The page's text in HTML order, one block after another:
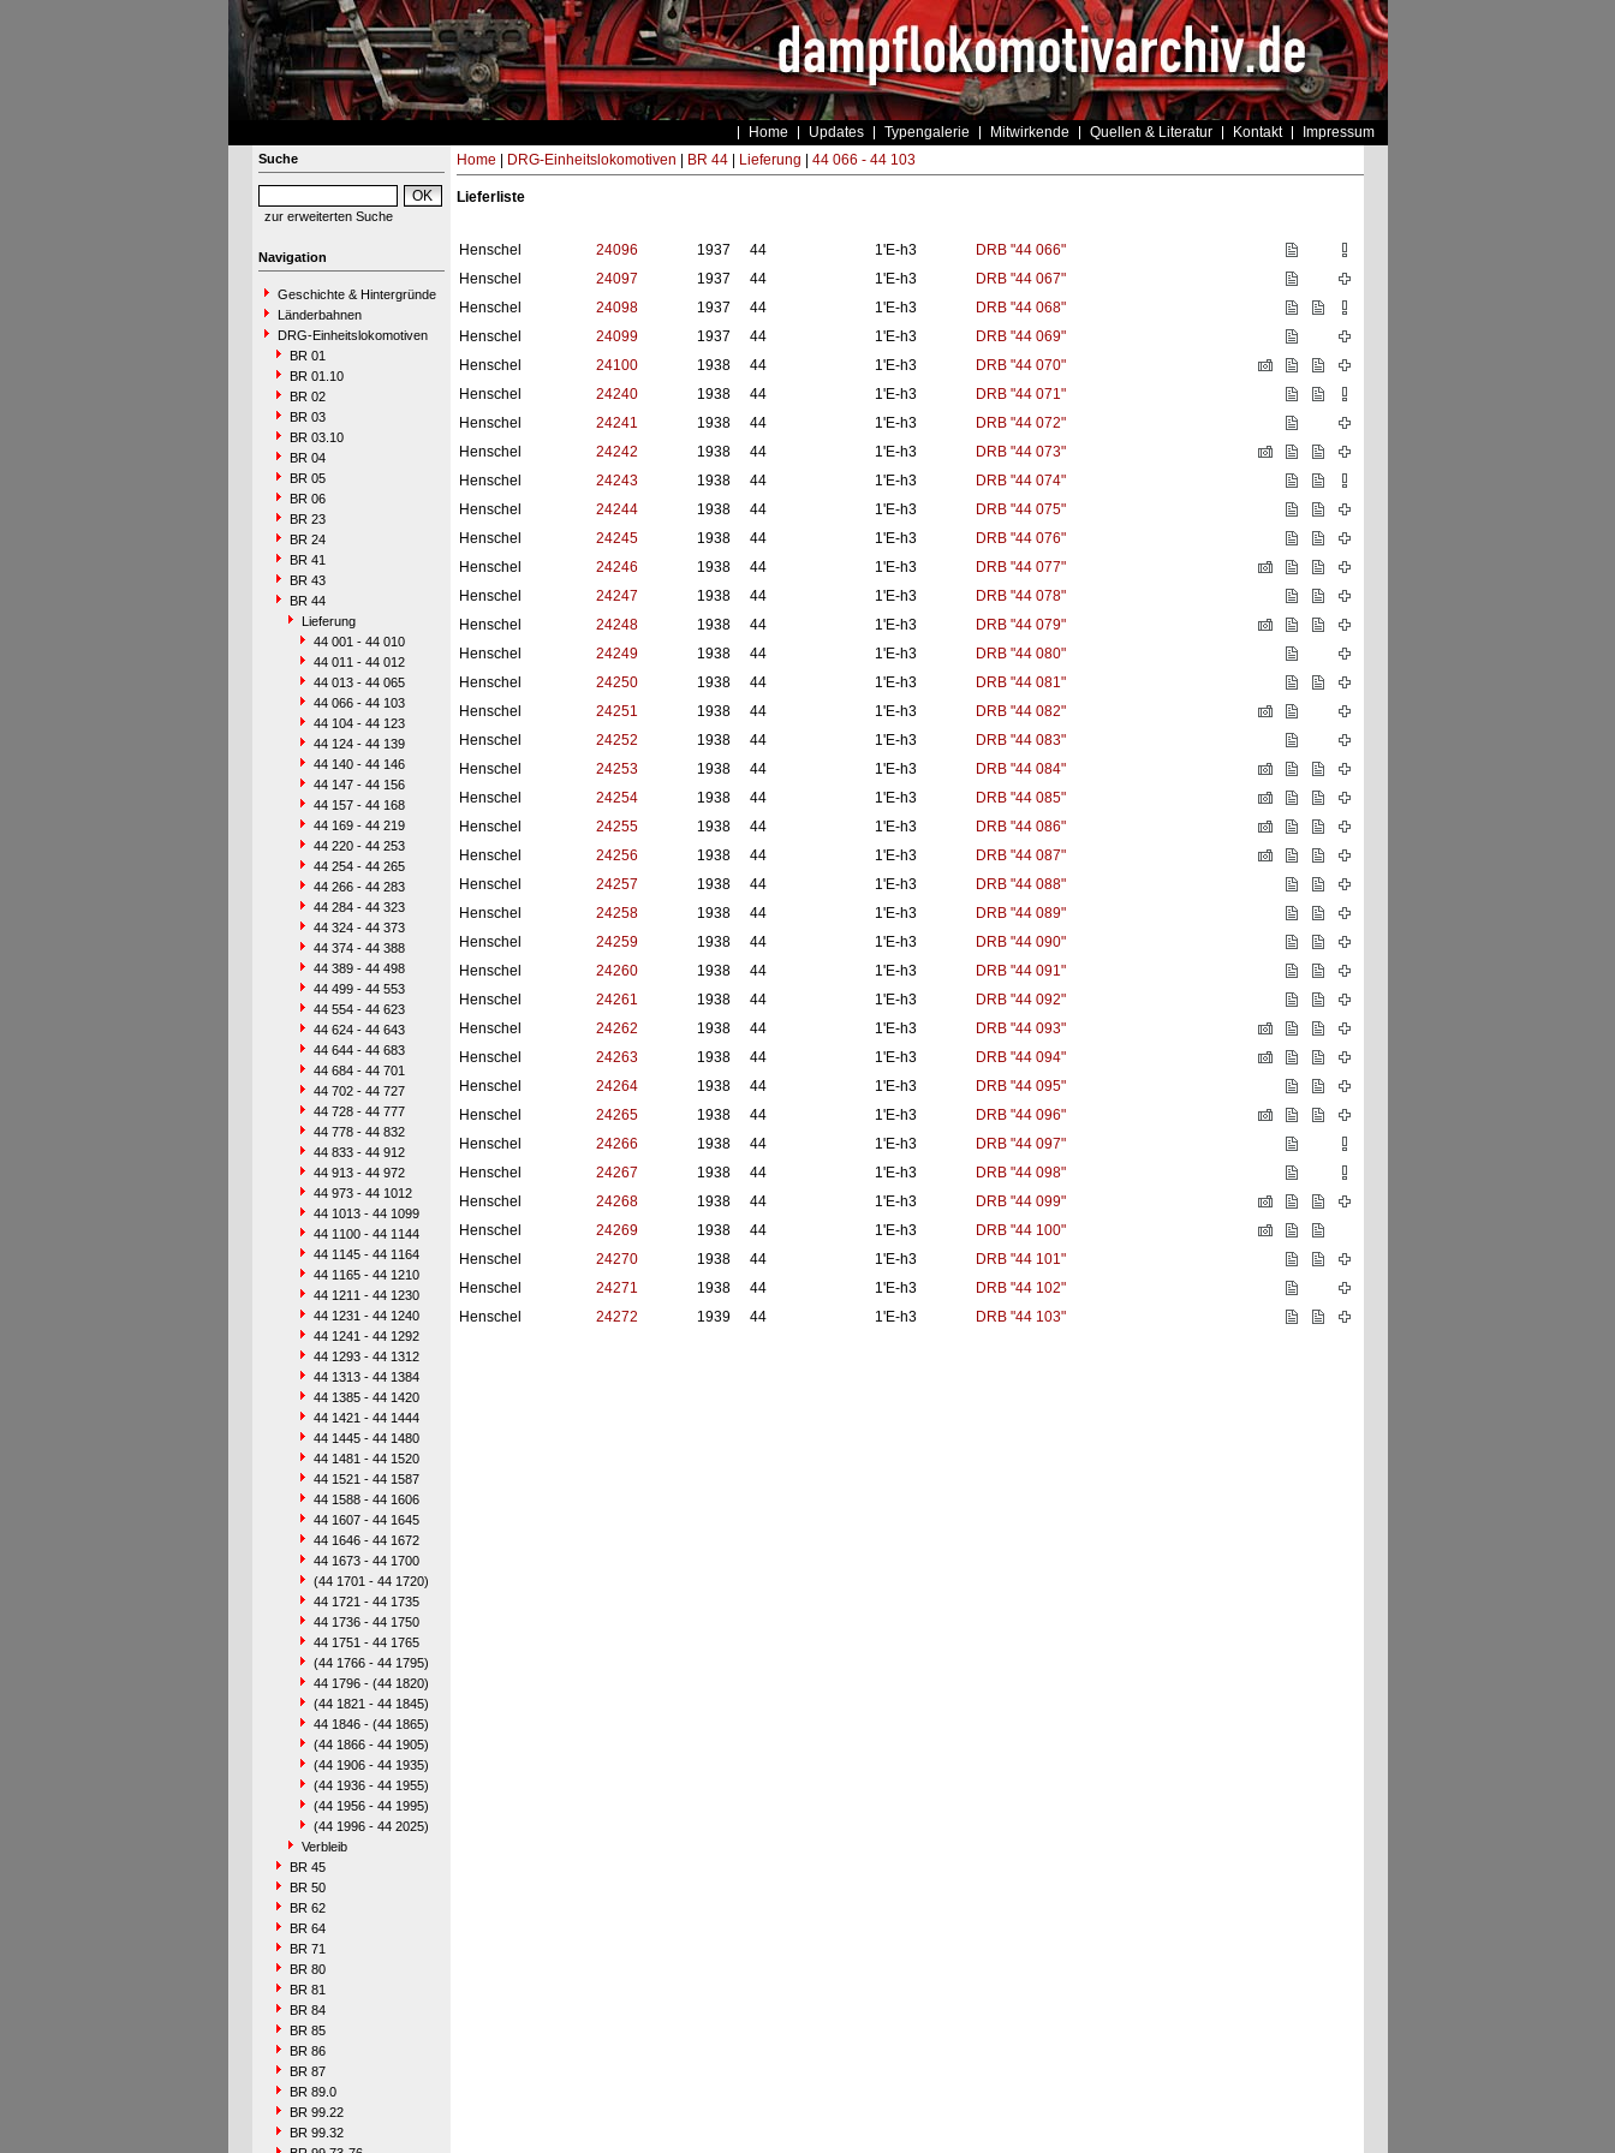
Home Updates Typengalerie Mitwirkende Quellen & Literatur Kontakt Impressum
Suche
zur erweiterten Suche
Navigation
Geschichte & Hintergründe
Länderbahnen
DRG-Einheitslokomotiven
BR 01
BR 01.10
BR 02
BR 03
BR 03.10
BR 04
BR 05
BR 06
BR 23
BR 24
BR 41
BR 43
BR 44
Lieferung
44 001 - 44 010
44 011 - 44 012
44 013 - 44 065
44 066 - 44 103
44 104 - 44 123
44 124 - 44 139
44 140 - 44 146
44 147 - 44 156
44 157 - 44 168
44 169 - 44 219
44 220 - 44 253
44 254 - 44 265
44 266 - 44 283
44 284 - 44 323
44 324 - 44 373
44 374 - 44 388
44 389 - 44 498
44 499 - 44 553
44 554 - 44 623
44 624 - 44 643
44 644 - 44 683
44 684 - 44 701
44 702 - 44 727
44 728 - 44 777
44 778 - 44 832
44 833 - 44 912
44 913 - 44 972
44 973 - 44 1012
44 1013 - 44 1099
44 1100 - 44 1144
44 1145 - 44 1164
44 1165 - 44 1210
44 1211 - 44 1230
44 1231 - 44 1240
44 1241 - 44 1292
44 1293 - 44 1312
44 1313 - 44 1384
44 1385 - 44 1420
44 1421 - 44 1444
44 1445 - 44 1480
44 1481 - 44 1520
44 1521 - 44 1587
44 1588 - 44 1606
44 1607 - 44 1645
44 1646 - 44 1672
44 1673 - 44 1700
(44 1701 - 44 1720)
44 1721 - 44 1735
44 1736 - 44 1750
44 1751 - 44 1765
(44 1766 - 44 1795)
44 1796 - (44 1820)
(44 1821 - 44 1845)
44 1846 - (44 1865)
(44 1866 - 44 1905)
(44 1906 - 44 1935)
(44 1936 - 44 1955)
(44 1956 - 44 1995)
(44 1996 - 44 2025)
Verbleib
BR 45
BR 50
BR 62
BR 64
BR 71
BR 80
BR 81
BR 84
BR 85
BR 86
BR 87
BR 89.0
BR 99.22
BR 99.32
Home DRG-Einheitslokomotiven BR 44| Lieferung 44 066 - 44 103
Lieferliste
Henschel 24096 1937 44 1'E-h3
DRB "44 066"
Henschel
24097 1937 44 1'E-h3
DRB "44 067"
Henschel
24098 1937 44 1'E-h3
DRB "44 068"
Henschel
24099 1937 44 1'E-h3
DRB "44 069"
Henschel
24100 1938 44 1'E-h3
DRB "44 070"
Henschel
24240 1938 44 1'E-h3
DRB "44 071"
Henschel
24241 1938 44 1'E-h3
DRB "44 072"
Henschel
24242 1938 44 1'E-h3
DRB "44 073"
Henschel
24243 1938 44 1'E-h3
DRB "44 074"
Henschel
24244 1938 44 1'E-h3
DRB "44 075"
Henschel
24245 1938 44 1'E-h3
DRB "44 076"
Henschel
24246 1938 44 1'E-h3
DRB "44 077"
Henschel
24247 1938 44 1'E-h3
DRB "44 078"
Henschel
24248 1938 44 1'E-h3
DRB "44 079"
Henschel
24249 1938 44 1'E-h3
DRB "44 080"
Henschel
24250 1938 44 1'E-h3
DRB "44 081"
Henschel
24251 1938 44 1'E-h3
DRB "44 082"
Henschel
24252 1938 44 1'E-h3
DRB "44 083"
Henschel
24253 1938 44 1'E-h3
DRB "44 084"
Henschel
24254 1938 44 1'E-h3
DRB "44 085"
Henschel
24255 1938 44 1'E-h3
DRB "44 086"
Henschel
24256 1938 44 1'E-h3
DRB "44 087"
Henschel
24257 1938 44 1'E-h3
DRB "44 088"
Henschel
24258 1938 44 1'E-h3
DRB "44 089"
Henschel
24259 1938 44 1'E-h3
DRB "44 090"
Henschel
24260 1938 44 1'E-h3
DRB "44 091"
Henschel
24261 1938 44 1'E-h3
DRB "44 092"
Henschel
24262 1938 44 1'E-h3
DRB "44 093"
Henschel
24263 1938 44 1'E-h3
DRB "44 094"
Henschel
24264 1938 44 1'E-h3
DRB "44 095"
Henschel
24265 1938 44 1'E-h3
DRB "44 096"
Henschel
24266 1938 44 1'E-h3
DRB "44 097"
Henschel
24267 1938 44 1'E-h3
DRB "44 098"
Henschel
24268 1938 44 1'E-h3
DRB "44 099"
Henschel
24269 1938 44 1'E-h3
DRB "44 100"
Henschel
24270 1938 44 1'E-h3
DRB "44 101"
Henschel
24271 1938 44 1'E-h3
DRB "44 102"
Henschel
24272 1939 44 1'E-h3 DRB "44 103"